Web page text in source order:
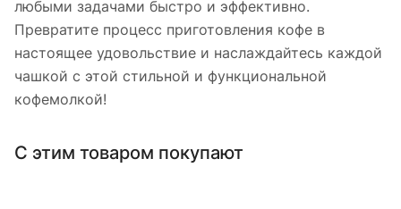
любыми задачами быстро и эффективно.
Превратите процесс приготовления кофе в
настоящее удовольствие и наслаждайтесь каждой
чашкой с этой стильной и функциональной
кофемолкой!
С этим товаром покупают